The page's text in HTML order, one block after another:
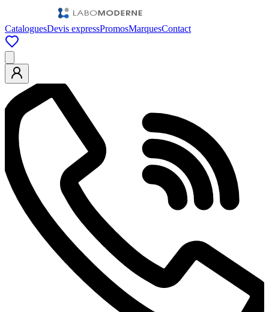
CataloguesDevis expressPromosMarquesContact